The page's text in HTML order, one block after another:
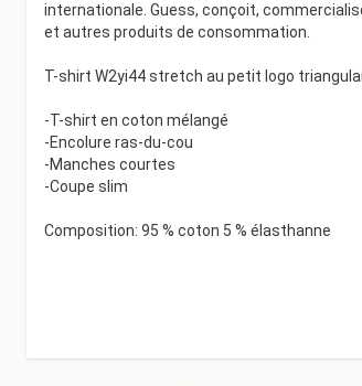
internationale. Guess, conçoit,
et autres produits de consommation.
T-shirt W2yi44 stretch au petit logo
-T-shirt en coton mélangé
-Encolure ras-du-cou
-Manches courtes
-Coupe slim
Composition: 95 % coton 5 % élasthanne